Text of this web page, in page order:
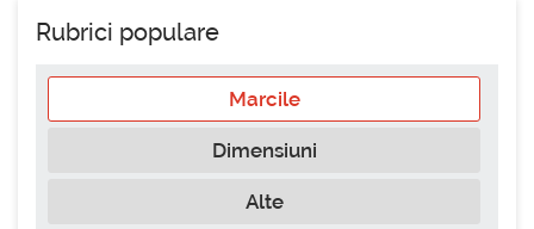
Rubrici populare
Marcile
Dimensiuni
Alte